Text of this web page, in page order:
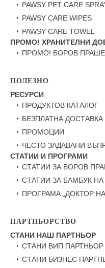
PAWSY PET CARE
PAWSY CARE WIPES
PAWSY CARE TOWEL
ПРОМО! ХРАНИТЕЛНИ
ПРОМО! БОРОВ
ПОЛЕЗНО
РЕСУРСИ
ПРОДУКТОВ КАТАЛОГ
БЕЗПЛАТНА ДОСТАВКА
ПРОМОЦИИ
ЧЕСТО ЗАДАВАНИ
СТАТИИ И ПРОГРАМИ
СТАТИИ ЗА БОРОВ
СТАТИИ ЗА БАМБУК НА
ПРОГРАМА „ДОКТОР
ПАРТНЬОРСТВО
СТАНИ НАШ ПАРТНЬОР
СТАНИ ВИП ПАРТНЬОР
СТАНИ БИЗНЕС